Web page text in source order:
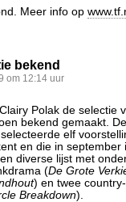
Meer info op
bekend
om 12:14 uur
Polak de selectie
bekend gemaakt.
elf
en die in september
diverse lijst met
(De Grote
) en twee
Breakdown).